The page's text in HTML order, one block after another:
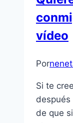
vídeo
Por
Si te
de que